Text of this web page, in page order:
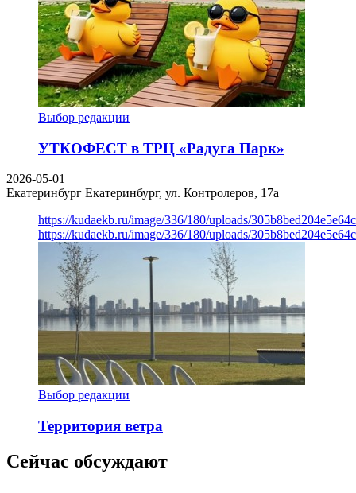
Выбор редакции
УТКОФЕСТ в ТРЦ «Радуга Парк»
2026-05-01
Екатеринбург Екатеринбург, ул. Контролеров, 17а
https://kudaekb.ru/image/336/180/uploads/
https://kudaekb.ru/image/336/180/uploads/
Выбор редакции
Территория ветра
Сейчас обсуждают